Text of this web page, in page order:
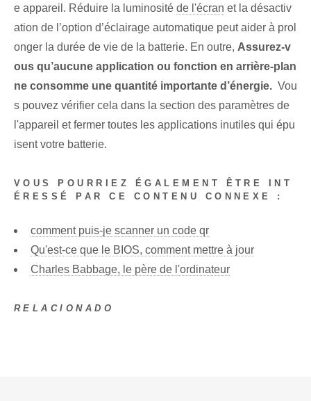
e appareil. ⁤Réduire la luminosité de l'écran et la désactiv
ation de l’option d’éclairage automatique peut aider à prol
onger la durée de vie de la batterie. En outre, Assurez-v
ous qu’aucune application ou fonction en arrière-plan
ne consomme une quantité importante d’énergie. ​ Vou
s pouvez vérifier cela dans la section des paramètres de
l'appareil et fermer toutes les applications inutiles qui épu
isent votre batterie.
VOUS POURRIEZ ÉGALEMENT ÊTRE INT
ÉRESSÉ PAR CE CONTENU CONNEXE :
comment puis-je scanner un code qr
Qu'est-ce que le BIOS, comment mettre à jour
Charles Babbage, le père de l'ordinateur
RELACIONADO